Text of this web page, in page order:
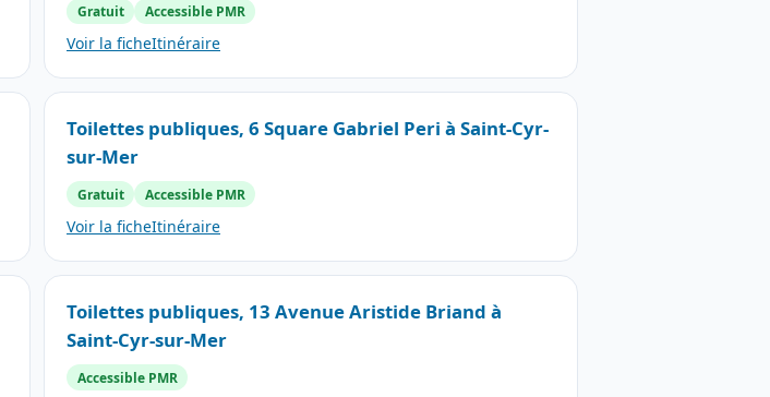
Gratuit Accessible PMR
Voir la ficheItinéraire
Toilettes publiques, 6 Square Gabriel Peri à Saint-Cyr-
sur-Mer
Gratuit Accessible PMR
Voir la ficheItinéraire
Toilettes publiques, 13 Avenue Aristide Briand à
Saint-Cyr-sur-Mer
Accessible PMR